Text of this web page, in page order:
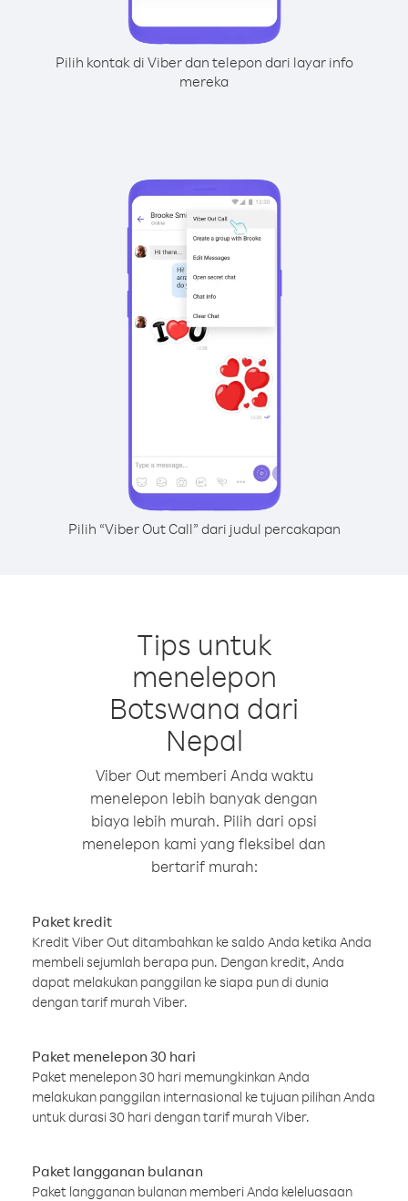
Pilih kontak di Viber dan telepon dari layar info
mereka
Pilih “Viber Out Call” dari judul percakapan
Tips untuk
menelepon
Botswana dari
Nepal
Viber Out memberi Anda waktu
menelepon lebih banyak dengan
biaya lebih murah. Pilih dari opsi
menelepon kami yang fleksibel dan
bertarif murah:
Paket kredit
Kredit Viber Out ditambahkan ke saldo Anda ketika Anda
membeli sejumlah berapa pun. Dengan kredit, Anda
dapat melakukan panggilan ke siapa pun di dunia
dengan tarif murah Viber.
Paket menelepon 30 hari
Paket menelepon 30 hari memungkinkan Anda
melakukan panggilan internasional ke tujuan pilihan Anda
untuk durasi 30 hari dengan tarif murah Viber.
Paket langganan bulanan
Paket langganan bulanan memberi Anda keleluasaan